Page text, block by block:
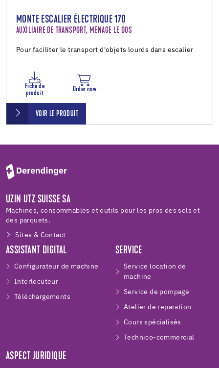
MONTE ESCALIER ÉLECTRIQUE 170
AUXILIAIRE DE TRANSPORT, MÉNAGE LE DOS
Pour faciliter le transport d'objets lourds dans escalier
Fiche de
produit
Order now
VOIR LE PRODUIT
UZIN UTZ SUISSE SA
Machines, consommables et outils pour les pros des sols et
des parquets.
Sites & Contact
ASSISTANT DIGITAL
Configurateur de machine
Interlocuteur
Téléchargements
SERVICE
Service location de
machine
Service de pompage
Atelier de reparation
Cours spécialisés
Technico-commercial
ASPECT JURIDIQUE